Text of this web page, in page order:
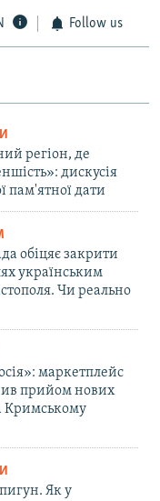
Follow us
регіон, де
дискусія
пам'ятної дати
обіцяє закрити
українським
Чи реально
маркетплейс
прийом нових
Кримському
Як у